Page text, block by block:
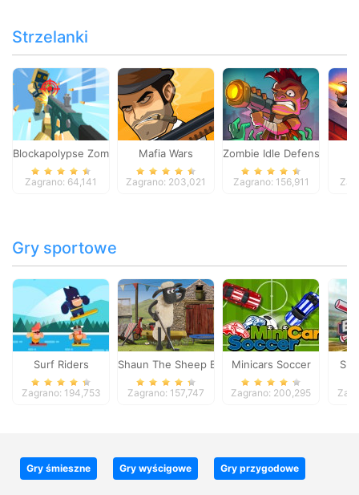
Strzelanki
Blockapolypse Zombie Shooter
Zagrano: 64,141
Mafia Wars
Zagrano: 203,021
Zombie Idle Defense
Zagrano: 156,911
Gry sportowe
Surf Riders
Zagrano: 194,753
Shaun The Sheep Baahmy Golf
Zagrano: 157,747
Minicars Soccer
Zagrano: 200,295
Gry śmieszne Gry wyścigowe Gry przygodowe